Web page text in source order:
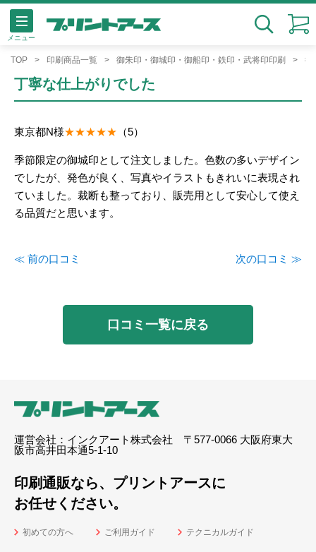
メニュー
TOP 印刷商品一覧 御朱印・御城印・御船印・鉄印・武将印印刷 御
丁寧な仕上がりでした
東京都N様 （5）
季節限定の御城印として注文しました。色数の多いデザイン
でしたが、発色が良く、写真やイラストもきれいに表現され
ていました。裁断も整っており、販売用として安心して使え
る品質だと思います。
≪ 前の口コミ 次の口コミ ≫
口コミ一覧に戻る
運営会社：インクアート株式会社 〒577-0066 大阪府東大
阪市高井田本通5-1-10
印刷通販なら、プリントアースに
お任せください。
初めての方へ ご利用ガイド テクニカルガイド